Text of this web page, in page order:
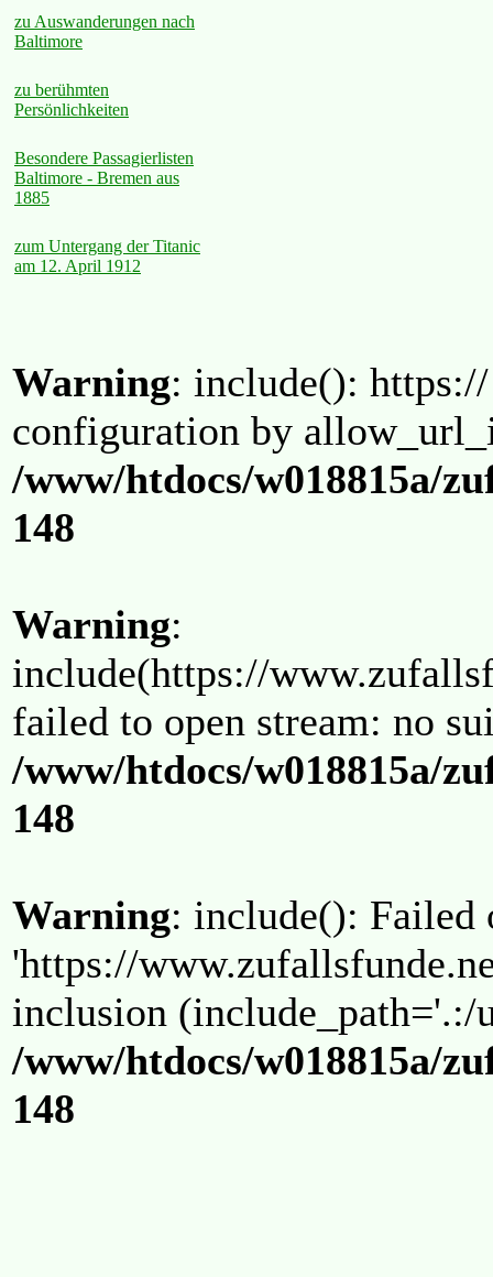
zu Auswanderungen nach
Baltimore
zu berühmten
Persönlichkeiten
Besondere Passagierlisten
Baltimore - Bremen aus
1885
zum Untergang der Titanic
am 12. April 1912
Warning: include():
configuration by
/www/htdocs/w018815a/
148
Warning:
include(https://
failed to open stream: no
/www/htdocs/w018815a/
148
Warning: include(): Failed
'https://
inclusion (include_path='.:/
/www/htdocs/w018815a/
148